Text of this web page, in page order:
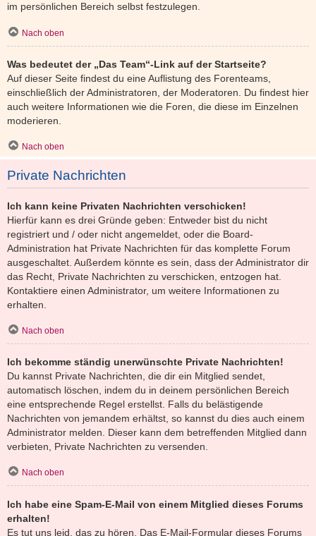
im persönlichen Bereich selbst festzulegen.
Nach oben
Was bedeutet der „Das Team“-Link auf der Startseite?
Auf dieser Seite findest du eine Auflistung des Forenteams,
einschließlich der Administratoren, der Moderatoren. Du findest hier
auch weitere Informationen wie die Foren, die diese im Einzelnen
moderieren.
Nach oben
Private Nachrichten
Ich kann keine Privaten Nachrichten verschicken!
Hierfür kann es drei Gründe geben: Entweder bist du nicht
registriert und / oder nicht angemeldet, oder die Board-
Administration hat Private Nachrichten für das komplette Forum
ausgeschaltet. Außerdem könnte es sein, dass der Administrator dir
das Recht, Private Nachrichten zu verschicken, entzogen hat.
Kontaktiere einen Administrator, um weitere Informationen zu
erhalten.
Nach oben
Ich bekomme ständig unerwünschte Private Nachrichten!
Du kannst Private Nachrichten, die dir ein Mitglied sendet,
automatisch löschen, indem du in deinem persönlichen Bereich
eine entsprechende Regel erstellst. Falls du belästigende
Nachrichten von jemandem erhältst, so kannst du dies auch einem
Administrator melden. Dieser kann dem betreffenden Mitglied dann
verbieten, Private Nachrichten zu versenden.
Nach oben
Ich habe eine Spam-E-Mail von einem Mitglied dieses Forums
erhalten!
Es tut uns leid, das zu hören. Das E-Mail-Formular dieses Forums